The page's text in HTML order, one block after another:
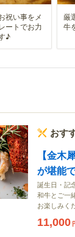
祝い事をメ
ートでお力
♪
厳
牛
おす
【金木
が堪能
誕生日・記
和牛とご一
お楽しみく
11,000